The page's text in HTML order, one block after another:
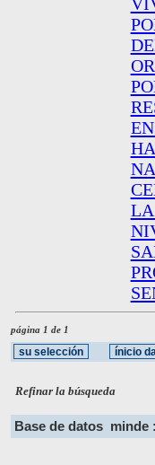
página 1 de 1
Refinar la búsqueda
Base de datos minde